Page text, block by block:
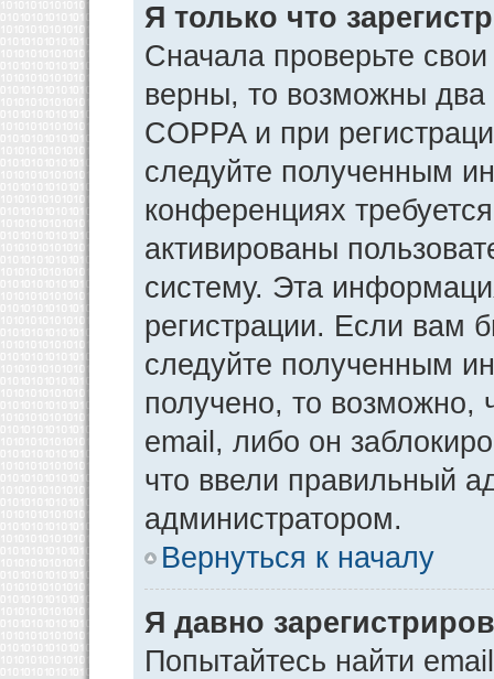
Я только что
Сначала проверьте
верны, то возможны
COPPA и при
следуйте полученным
конференциях
активированы
систему. Эта
регистрации. Если вам
следуйте полученным
получено, то возможно,
email, либо он
что ввели правильный
администратором.
Вернуться к началу
Я давно
Попытайтесь найти